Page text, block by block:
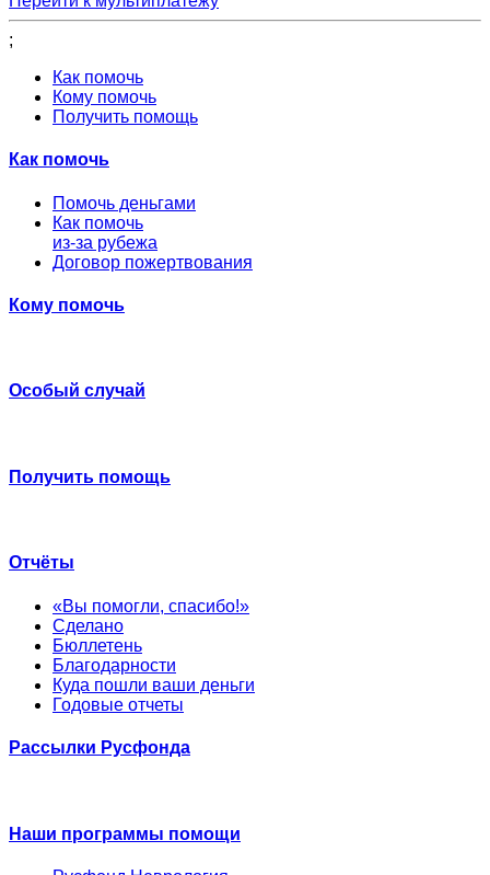
;
Как помочь
Кому помочь
Получить помощь
Как помочь
Помочь деньгами
Как помочь
из-за рубежа
Договор пожертвования
Кому помочь
Особый случай
Получить помощь
Отчёты
«Вы помогли, спасибо!»
Сделано
Бюллетень
Благодарности
Куда пошли ваши деньги
Годовые отчеты
Рассылки Русфонда
Наши программы помощи